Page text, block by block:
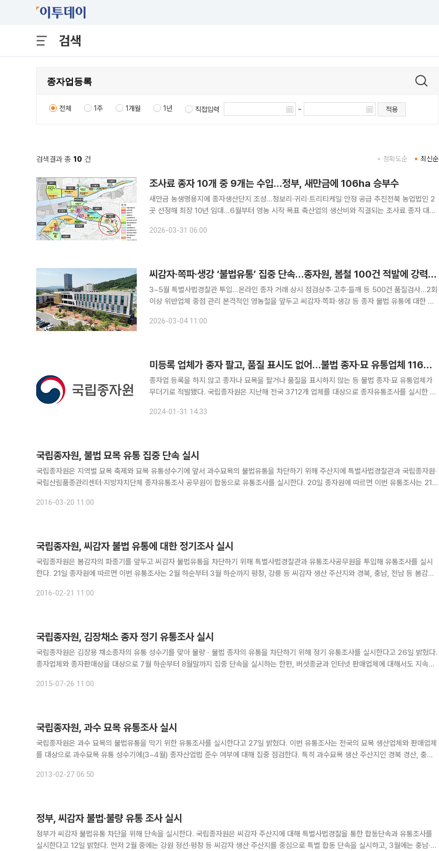
검색
전체 1주 1개월 1년 직접입력 ~ 적용
검색결과 총 10 건 최신순
정확도순
조사료 종자 10개 중 9개는 수입…정부, 새만금에 106ha 승부수
새만금 농생명용지에 종자생산단지 조성…청보리·귀리·트리티케일 안정 공급 추진전북 농업법인 2
곳 선정해 최장 10년 임대…6월부터 영농 시작 목표 축산업의 생산비와 직결되는 조사료 종자 대부
자 10개 중 9개 가까이를 수입에 기대는 상황에서 공급 불안과 가격 변동
2026-03-31 06:00
씨감자·쪽파·생강 ‘불법유통’ 집중 단속…종자원, 봄철 100건 적발에 강력 대응
3~5월 특별사법경찰관 투입…온라인 종자 거래 상시 점검상추·고추·들깨 등 500건 품질검사…2회
이상 위반업체 중점 관리 본격적인 영농철을 앞두고 씨감자·쪽파·생강 등 종자 불법 유통에 대한 정
을 틈탄 무등록 판매와 품질 미표시 행위 등을 사전에 차단하겠다
2026-03-04 11:00
미등록 업체가 종자 팔고, 품질 표시도 없어…불법 종자·묘 유통업체 116곳 적발
종자업 등록을 하지 않고 종자나 묘목을 팔거나 품질을 표시하지 않는 등 불법 종자·묘 유통업체가
무더기로 적발됐다. 국립종자원은 지난해 전국 3712개 업체를 대상으로 종자유통조사를 실시한 결
대해서는 검찰에 송치하고 62건은 과태료를 부과했다.
2024-01-31 14:33
국립종자원, 불법 묘목 유통 집중 단속 실시
국립종자원은 지역별 묘목 축제와 묘목 유통성수기에 앞서 과수묘목의 불법유통을 차단하기 위해 주산지에 특별사법경찰관과 국립종자원·
국립산림품종관리센터·지방자치단체 종자유통조사 공무원이 합동으로 유통조사를 실시한다. 20일 종자원에 따르면 이번 유통조사는 21일
2016-03-20 11:00
국립종자원, 씨감자 불법 유통에 대한 정기조사 실시
국립종자원은 봄감자의 파종기를 앞두고 씨감자 불법유통을 차단하기 위해 특별사법경찰관과 유통조사공무원을 투입해 유통조사를 실시
한다. 21일 종자원에 따르면 이번 유통조사는 2월 하순부터 3월 하순까지 평창, 강릉 등 씨감자 생산 주산지와 경북, 충남, 전남 등 봄감자
2016-02-21 11:00
국립종자원, 김장채소 종자 정기 유통조사 실시
국립종자원은 김장용 채소종자의 유통 성수기를 맞아 불량ㆍ불법 종자의 유통을 차단하기 위해 정기 유통조사를 실시한다고 26일 밝혔다.
종자업체와 종자판매상을 대상으로 7월 하순부터 8월말까지 집중 단속을 실시하는 한편, 버섯종균과 인터넷 판매업체에 대해서도 지속적
2015-07-26 11:00
국립종자원, 과수 묘목 유통조사 실시
국립종자원은 과수 묘목의 불법유통을 막기 위한 유통조사를 실시한다고 27일 밝혔다. 이번 유통조사는 전국의 묘목 생산업체와 판매업체
를 대상으로 과수묘목 유통 성수기에(3~4월) 종자산업법 준수 여부에 대해 집중 점검한다. 특히 과수묘목 생산 주산지인 경북 경산, 충북
2013-02-27 06:50
정부, 씨감자 불법·불량 유통 조사 실시
정부가 씨감자 불법유통 차단을 위해 단속을 실시한다. 국립종자원은 씨감자 주산지에 대해 특별사법경찰을 통한 합동단속과 유통조사를
실시한다고 12일 밝혔다. 먼저 2월 중에는 강원 정선·평창 등 씨감자 생산 주산지를 중심으로 특별 합동 단속을 실시하고, 3월에는 충남·전